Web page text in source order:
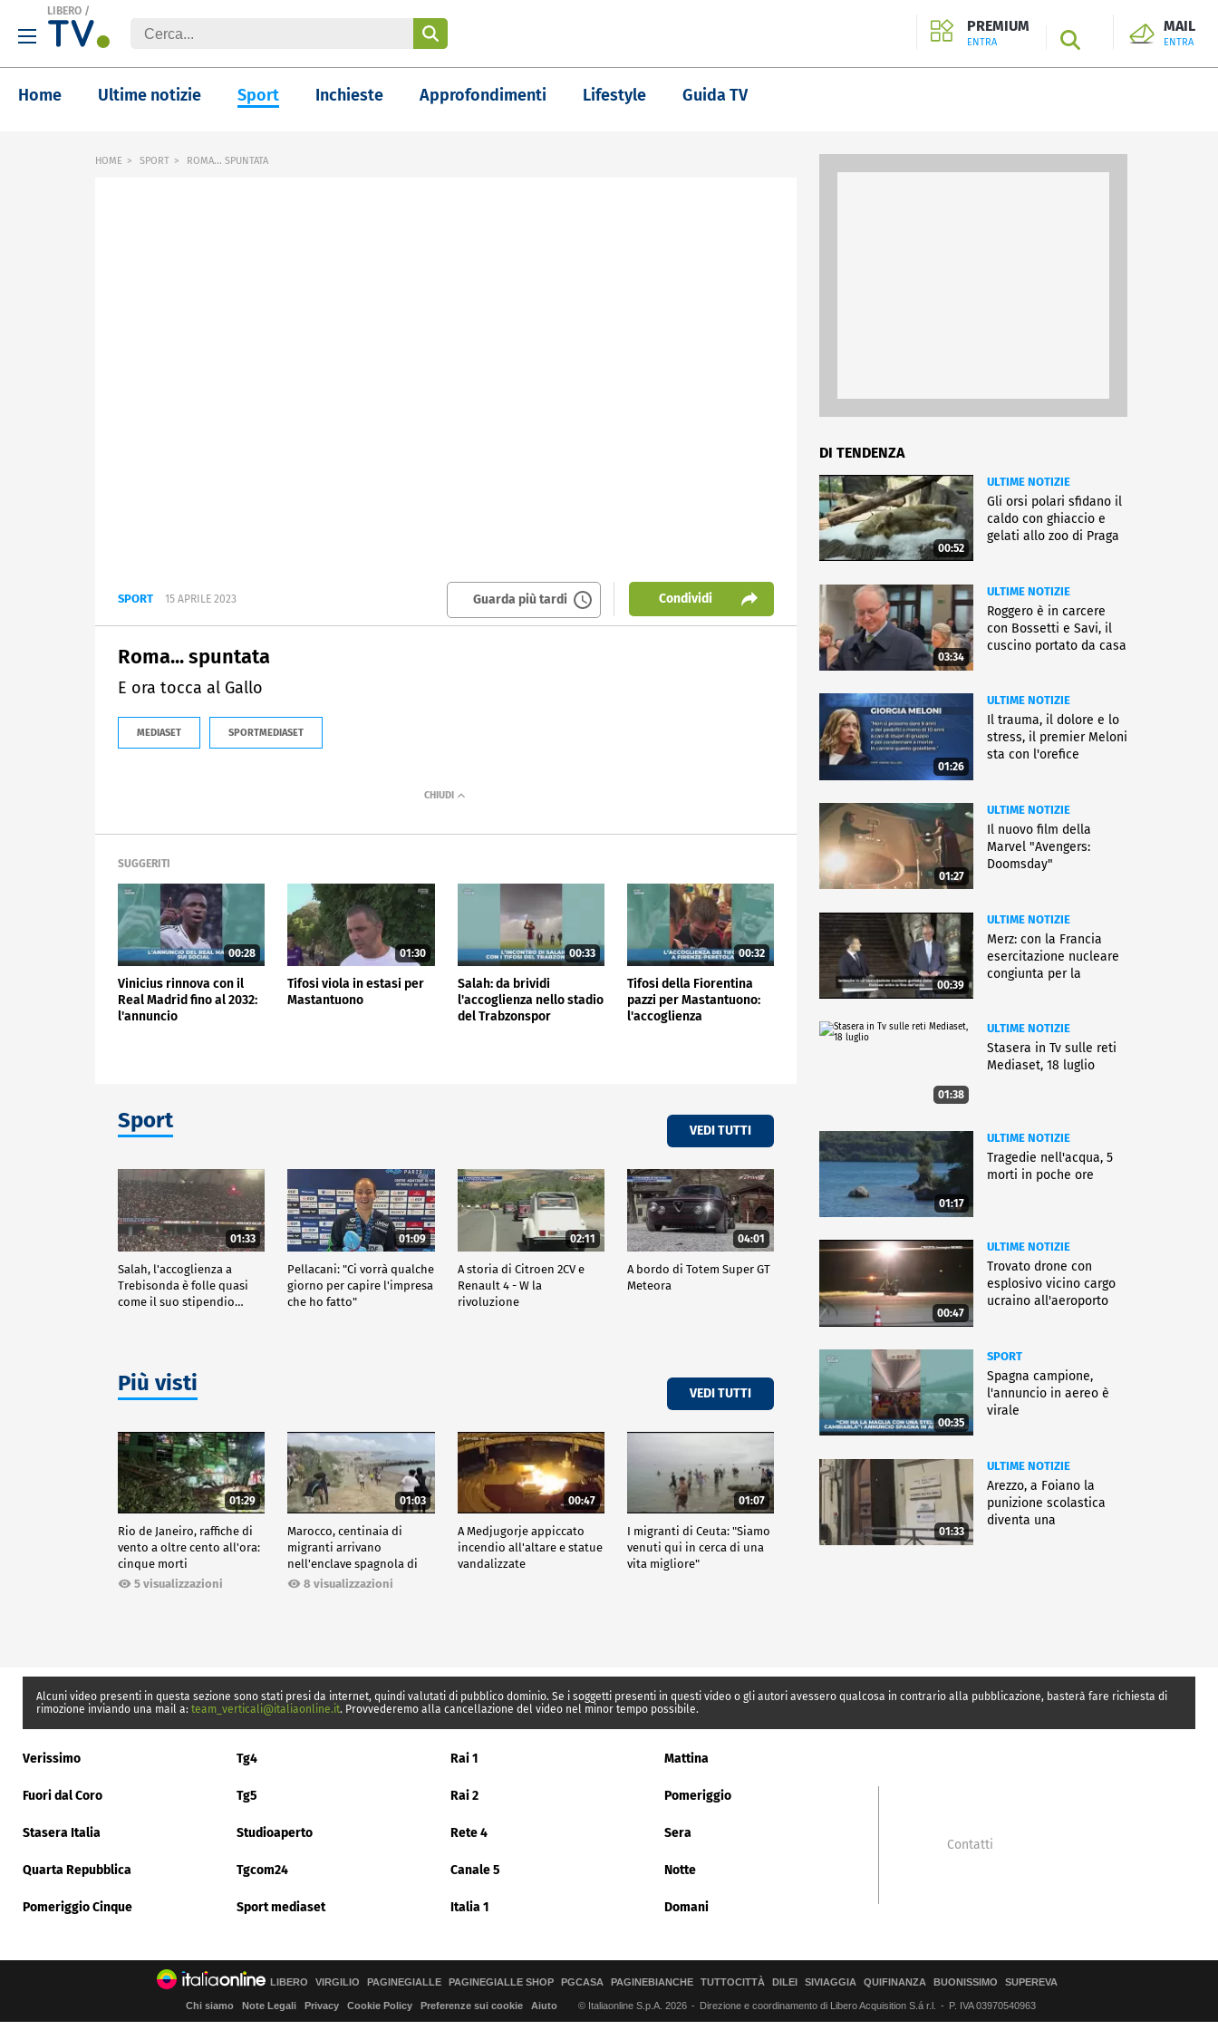
LIBERO /
PREMIUM
ENTRA SEARCH
MAIL
ENTRA
Home Ultime notizie Sport Inchieste Approfondimenti Lifestyle Guida TV
HOME SPORT ROMA... SPUNTATA
SPORT 15 APRILE 2023 Guarda più tardi Condividi
Roma... spuntata
E ora tocca al Gallo
MEDIASET SPORTMEDIASET
SUGGERITI
00:28
Vinicius rinnova con il
Real Madrid fino al 2032:
l'annuncio
01:30
Tifosi viola in estasi per
Mastantuono
00:33
Salah: da brividi
l'accoglienza nello stadio
del Trabzonspor
00:32
Tifosi della Fiorentina
pazzi per Mastantuono:
l'accoglienza
Sport VEDI TUTTI
01:33
Salah, l'accoglienza a
Trebisonda è folle quasi
come il suo stipendio…
01:09
Pellacani: "Ci vorrà qualche
giorno per capire l'impresa
che ho fatto"
02:11
A storia di Citroen 2CV e
Renault 4 - W la
rivoluzione
04:01
A bordo di Totem Super GT
Meteora
Più visti VEDI TUTTI
01:29
Rio de Janeiro, raffiche di
vento a oltre cento all'ora:
cinque morti
5 visualizzazioni
01:03
Marocco, centinaia di
migranti arrivano
nell'enclave spagnola di
Ceuta8 visualizzazioni
00:47
A Medjugorje appiccato
incendio all'altare e statue
vandalizzate
01:07
I migranti di Ceuta: "Siamo
venuti qui in cerca di una
vita migliore"
DI TENDENZA
00:52
ULTIME NOTIZIE
Gli orsi polari sfidano il
caldo con ghiaccio e
gelati allo zoo di Praga
03:34
ULTIME NOTIZIE
Roggero è in carcere
con Bossetti e Savi, il
cuscino portato da casa
01:26
ULTIME NOTIZIE
Il trauma, il dolore e lo
stress, il premier Meloni
sta con l'orefice
01:27
ULTIME NOTIZIE
Il nuovo film della
Marvel "Avengers:
Doomsday"
00:39
ULTIME NOTIZIE
Merz: con la Francia
esercitazione nucleare
congiunta per la
01:38
ULTIME NOTIZIE
Stasera in Tv sulle reti
Mediaset, 18 luglio
01:17
ULTIME NOTIZIE
Tragedie nell'acqua, 5
morti in poche ore
00:47
ULTIME NOTIZIE
Trovato drone con
esplosivo vicino cargo
ucraino all'aeroporto
00:35
SPORT
Spagna campione,
l'annuncio in aereo è
virale
01:33
ULTIME NOTIZIE
Arezzo, a Foiano la
punizione scolastica
diventa una
Alcuni video presenti in questa sezione sono stati presi da internet, quindi valutati di pubblico dominio. Se i soggetti presenti in questi video o gli autori avessero qualcosa in contrario alla pubblicazione, basterà fare richiesta di
rimozione inviando una mail a: team_verticali@italiaonline.it. Provvederemo alla cancellazione del video nel minor tempo possibile.
Verissimo Tg4 Rai 1 Mattina
Fuori dal Coro Tg5 Rai 2 Pomeriggio
Stasera Italia Studioaperto Rete 4 Sera
Quarta Repubblica Tgcom24 Canale 5 Notte
Pomeriggio Cinque Sport mediaset Italia 1 Domani
Contatti
LIBERO VIRGILIO PAGINEGIALLE PAGINEGIALLE SHOP PGCASA PAGINEBIANCHE TUTTOCITTÀ DILEI SIVIAGGIA QUIFINANZA BUONISSIMO SUPEREVA
Chi siamo Note Legali Privacy Cookie Policy Preferenze sui cookie Aiuto © Italiaonline S.p.A. 2026 Direzione e coordinamento di Libero Acquisition S.á r.l. P. IVA 03970540963